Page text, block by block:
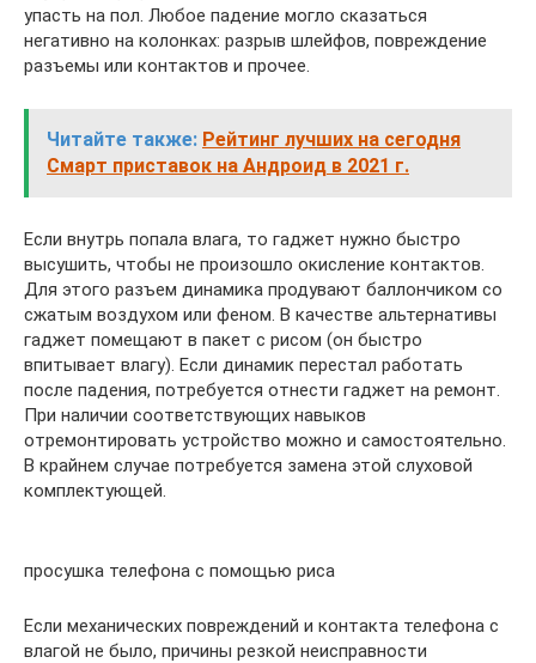
упасть на пол. Любое падение могло сказаться
негативно на колонках: разрыв шлейфов, повреждение
разъемы или контактов и прочее.
Читайте также: Рейтинг лучших на сегодня
Смарт приставок на Андроид в 2021 г.
Если внутрь попала влага, то гаджет нужно быстро
высушить, чтобы не произошло окисление контактов.
Для этого разъем динамика продувают баллончиком со
сжатым воздухом или феном. В качестве альтернативы
гаджет помещают в пакет с рисом (он быстро
впитывает влагу). Если динамик перестал работать
после падения, потребуется отнести гаджет на ремонт.
При наличии соответствующих навыков
отремонтировать устройство можно и самостоятельно.
В крайнем случае потребуется замена этой слуховой
комплектующей.
просушка телефона с помощью риса
Если механических повреждений и контакта телефона с
влагой не было, причины резкой неисправности